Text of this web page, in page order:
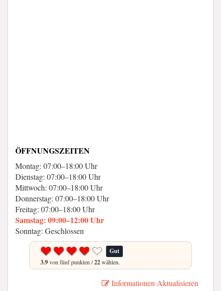
ÖFFNUNGSZEITEN
Montag: 07:00–18:00 Uhr
Dienstag: 07:00–18:00 Uhr
Mittwoch: 07:00–18:00 Uhr
Donnerstag: 07:00–18:00 Uhr
Freitag: 07:00–18:00 Uhr
Samstag: 09:00–12:00 Uhr
Sonntag: Geschlossen
Gut
3.9von fünf punkten /22wählen.
Informationen Aktualisieren